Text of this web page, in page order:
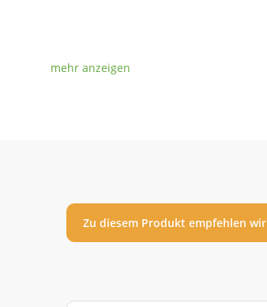
Zu diesem Produkt empfehlen wir